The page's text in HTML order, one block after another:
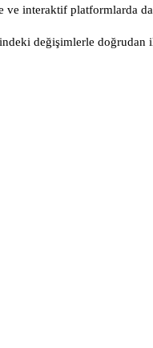
interaktif platformlarda
değişimlerle